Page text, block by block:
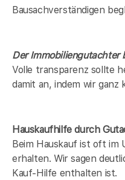
Bausachverständigen
Der Immobiliengutachter
Volle transparenz sollte
damit an, indem wir ganz
Hauskaufhilfe durch
Beim Hauskauf ist oft im
erhalten. Wir sagen
Kauf-Hilfe enthalten ist.